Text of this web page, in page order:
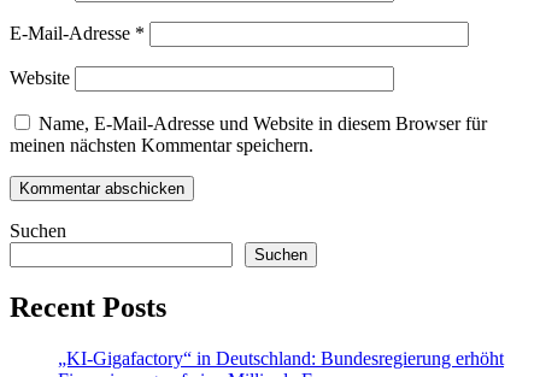
E-Mail-Adresse *
Website
Name, E-Mail-Adresse und Website in diesem Browser für
meinen nächsten Kommentar speichern.
Suchen
Suchen
Recent Posts
„KI-Gigafactory“ in Deutschland: Bundesregierung erhöht